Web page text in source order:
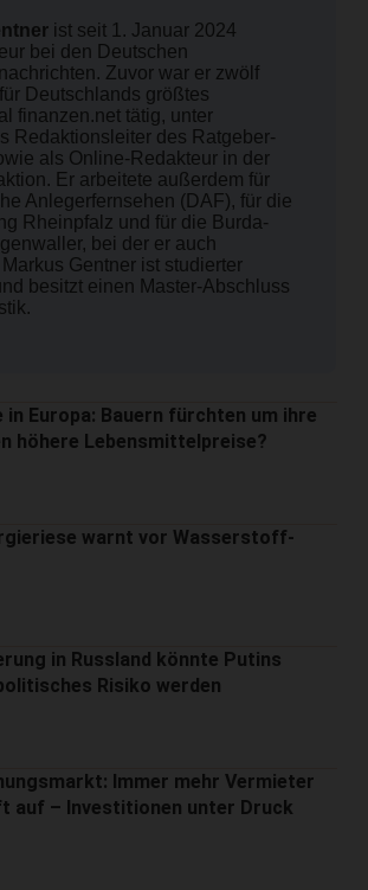
ist seit 1. Januar 2024
bei den Deutschen
Zuvor war er zwölf
Deutschlands größtes
finanzen.net tätig, unter
Redaktionsleiter des Ratgeber-
als Online-Redakteur in der
Er arbeitete außerdem für
Anlegerfernsehen (DAF), für die
Rheinpfalz und für die Burda-
bei der er auch
Gentner ist studierter
besitzt einen Master-Abschluss
in Europa: Bauern fürchten um ihre
höhere Lebensmittelpreise?
warnt vor Wasserstoff-
in Russland könnte Putins
Risiko werden
Immer mehr Vermieter
auf – Investitionen unter Druck